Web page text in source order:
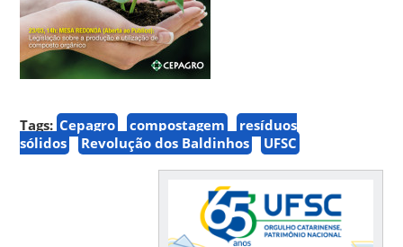
Tags: Cepagro compostagem
resíduos
sólidos
Revolução dos Baldinhos UFSC